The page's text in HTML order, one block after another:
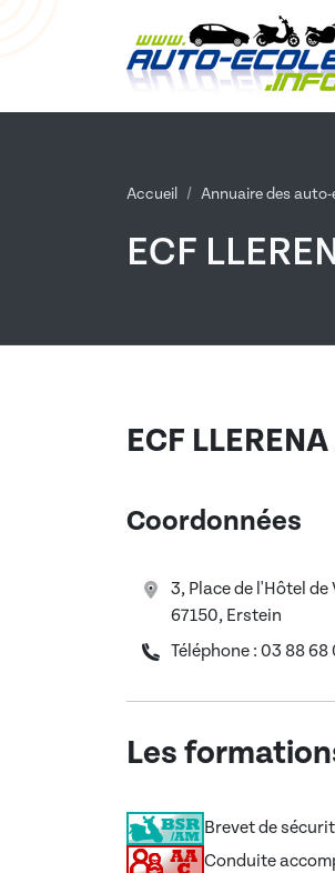
Accueil Annuaire des auto-
ECF
ECF
Coordonnées
3, Place de l'Hôtel de
67150, Erstein
Téléphone : 03 88 68
Les
Brevet de
Conduite